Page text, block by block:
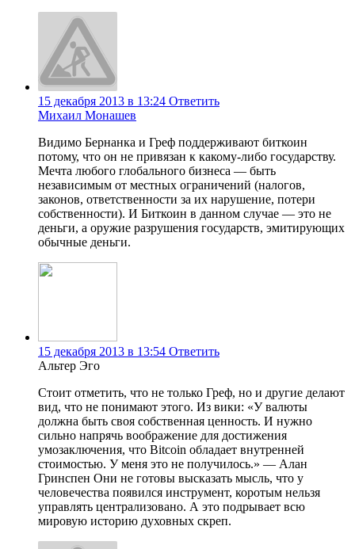
15 декабря 2013 в 13:24 Ответить
Михаил Монашев
Видимо Бернанка и Греф поддерживают биткоин
потому, что он не привязан к какому-либо государству.
Мечта любого глобального бизнеса — быть
независимым от местных ограничений (налогов,
законов, ответственности за их нарушение, потери
собственности). И Биткоин в данном случае — это не
деньги, а оружие разрушения государств, эмитирующих
обычные деньги.
15 декабря 2013 в 13:54 Ответить
Альтер Эго
Стоит отметить, что не только Греф, но и другие делают
вид, что не понимают этого. Из вики: «У валюты
должна быть своя собственная ценность. И нужно
сильно напрячь воображение для достижения
умозаключения, что Bitcoin обладает внутренней
стоимостью. У меня это не получилось.» — Алан
Гринспен Они не готовы высказать мысль, что у
человечества появился инструмент, коротым нельзя
управлять централизовано. А это подрывает всю
мировую историю духовных скреп.